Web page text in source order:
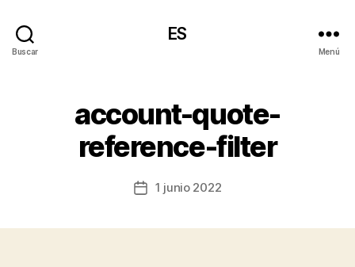
Buscar
ES
Menú
account-quote-
reference-filter
Fecha1 junio 2022